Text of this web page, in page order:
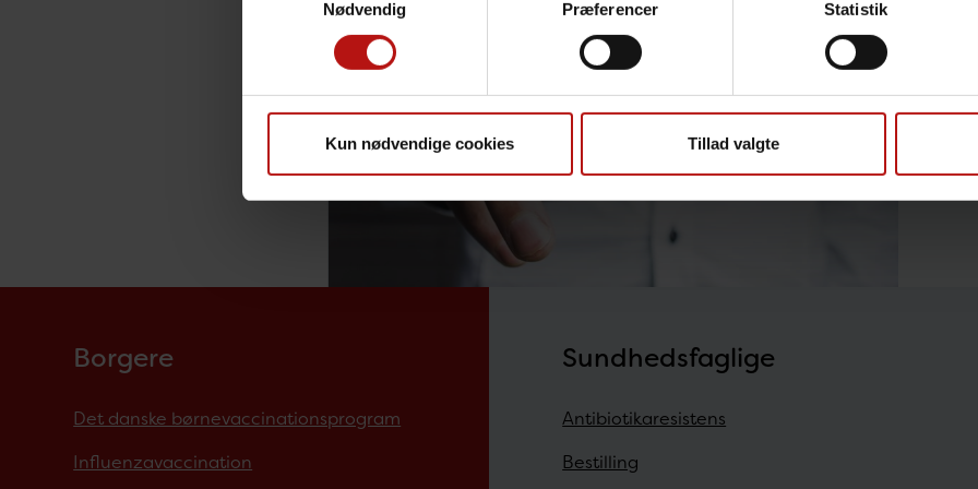
Nødvendig
Præferencer Statistik
Kun nødvendige cookies Tillad valgte
Borgere
Det danske børnevaccinationsprogram
Influenzavaccination
Sundhedsfaglige
Antibiotikaresistens
Bestilling